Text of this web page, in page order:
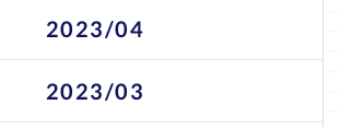
2023/04
2023/03